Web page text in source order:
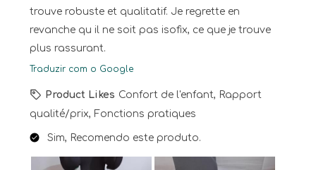
trouve robuste et qualitatif. Je regrette en
revanche qu il ne soit pas isofix, ce que je trouve
plus rassurant.
Traduzir com o Google
Product Likes Confort de l'enfant, Rapport
qualité/prix, Fonctions pratiques
Sim, Recomendo este produto.